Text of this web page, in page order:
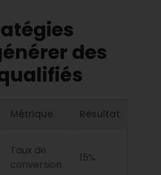
des
Métrique Résultat
Taux de
conversion
15%